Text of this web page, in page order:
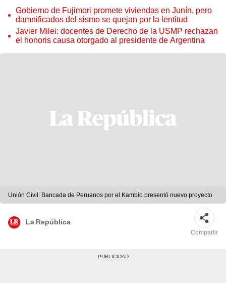
Gobierno de Fujimori promete viviendas en Junín, pero
damnificados del sismo se quejan por la lentitud
Javier Milei: docentes de Derecho de la USMP rechazan
el honoris causa otorgado al presidente de Argentina
Unión Civil: Bancada de Peruanos por el Kambio presentó nuevo proyecto
La República
Compartir